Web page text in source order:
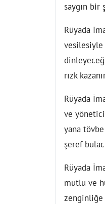
saygın bir
Rüyada
vesilesiyle
rızk
Rüyada
ve
yana
şeref
Rüyada
mutlu ve
zenginliğe